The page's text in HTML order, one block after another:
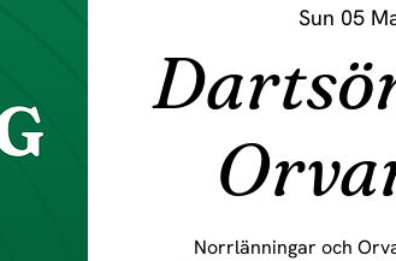
Sun 05
Norrlänningar och